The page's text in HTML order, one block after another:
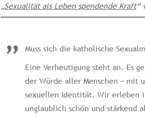
„Sexualität als Leben spendende Kraft“
Muss sich die katholische
Eine Verheutigung steht an. Es
der Würde aller Menschen – mit
sexuellen Identität. Wir erleben
unglaublich schön und stärkend